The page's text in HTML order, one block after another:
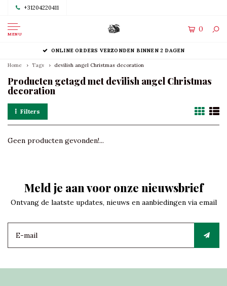
+31204220411
MENU
0
ONLINE ORDERS VERZONDEN BINNEN 2 DAGEN
Home Tags devilish angel Christmas decoration
Producten getagd met devilish angel Christmas
decoration
Filters
Geen producten gevonden!...
Meld je aan voor onze nieuwsbrief
Ontvang de laatste updates, nieuws en aanbiedingen via email